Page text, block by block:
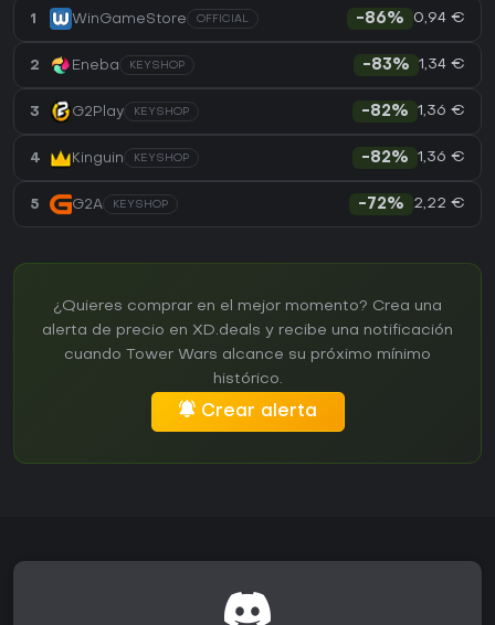
1 WinGameStore OFFICIAL -86% 0,94 €
2 Eneba KEYSHOP -83% 1,34 €
3 G2Play KEYSHOP -82% 1,36 €
4 Kinguin KEYSHOP -82% 1,36 €
5 G2A KEYSHOP -72% 2,22 €
¿Quieres comprar en el mejor momento? Crea una
alerta de precio en XD.deals y recibe una notificación
cuando Tower Wars alcance su próximo mínimo
histórico.
Crear alerta